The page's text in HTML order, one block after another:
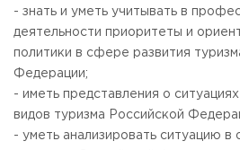
- знать и уметь учитывать в
деятельности приоритеты и
политики в сфере развития
Федерации;
- иметь представления о
видов туризма Российской
- уметь анализировать ситуацию в